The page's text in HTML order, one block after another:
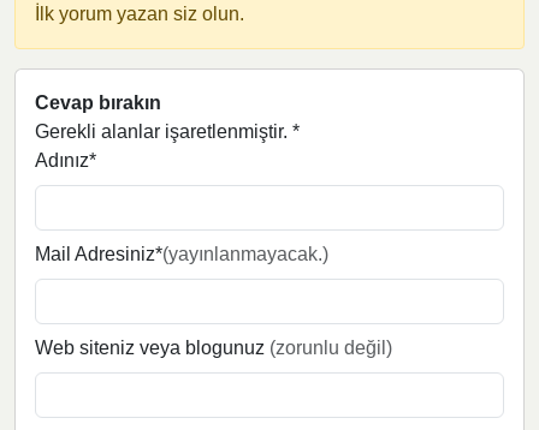
İlk yorum yazan siz olun.
Cevap bırakın
Gerekli alanlar işaretlenmiştir. *
Adınız*
Mail Adresiniz*(yayınlanmayacak.)
Web siteniz veya blogunuz (zorunlu değil)